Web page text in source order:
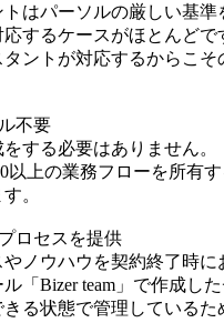
はパーソルの厳しい基
するケースがほとんど
ントが対応するからこ
不要
する必要はありません。
以上の業務フローを所有
。
ロセスを提供
ノウハウを契約終了時に
「Bizer team」で作成し
る状態で管理しているた